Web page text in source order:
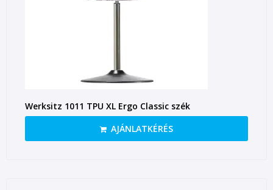
Werksitz 1011 TPU XL Ergo Classic szék
AJÁNLATKÉRÉS